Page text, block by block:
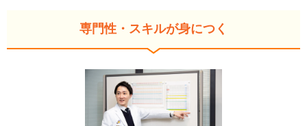
専門性・スキルが身につく